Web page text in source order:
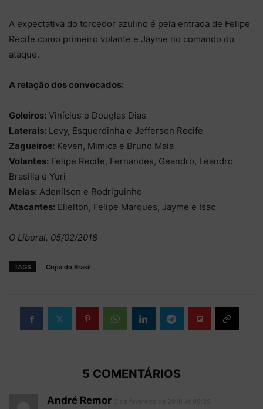
A expectativa do torcedor azulino é pela entrada de Felipe
Recife como primeiro volante e Jayme no comando do
ataque.
A relação dos convocados:
Goleiros: Vinícius e Douglas Dias
Laterais: Levy, Esquerdinha e Jefferson Recife
Zagueiros: Keven, Mimica e Bruno Maia
Volantes: Felipe Recife, Fernandes, Geandro, Leandro
Brasilia e Yuri
Meias: Adenilson e Rodriguinho
Atacantes: Elielton, Felipe Marques, Jayme e Isac
O Liberal, 05/02/2018
TAGS Copa do Brasil
5 COMENTÁRIOS
André Remor